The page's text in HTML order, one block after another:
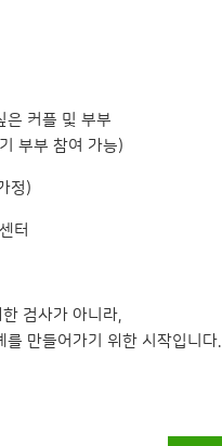
은 커플 및 부부
부부 참여 가능)
정)
터
검사가 아니라,
만들어가기 위한 시작입니다.